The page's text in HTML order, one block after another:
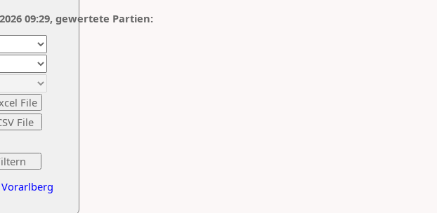
Vorarlberg
09:29, gewertete Partien: